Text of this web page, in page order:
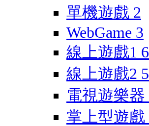
單機遊戲 2
WebGame 3
線上遊戲1 6
線上遊戲2 5
電視遊樂器
掌上型遊戲